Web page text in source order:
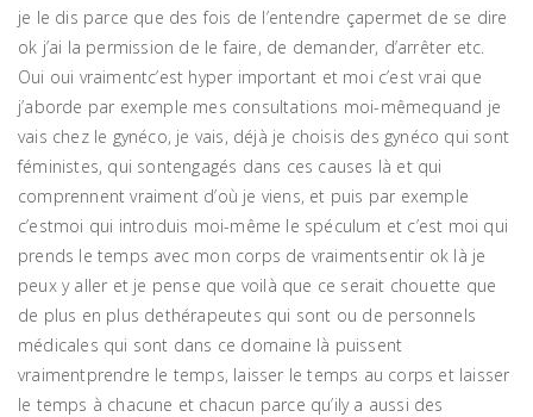
je le dis parce que des fois de l’entendre çapermet de se dire
ok j’ai la permission de le faire, de demander, d’arrêter etc.
Oui oui vraimentc’est hyper important et moi c’est vrai que
j’aborde par exemple mes consultations moi-mêmequand je
vais chez le gynéco, je vais, déjà je choisis des gynéco qui sont
féministes, qui sontengagés dans ces causes là et qui
comprennent vraiment d’où je viens, et puis par exemple
c’estmoi qui introduis moi-même le spéculum et c’est moi qui
prends le temps avec mon corps de vraimentsentir ok là je
peux y aller et je pense que voilà que ce serait chouette que
de plus en plus dethérapeutes qui sont ou de personnels
médicales qui sont dans ce domaine là puissent
vraimentprendre le temps, laisser le temps au corps et laisser
le temps à chacune et chacun parce qu’ily a aussi des